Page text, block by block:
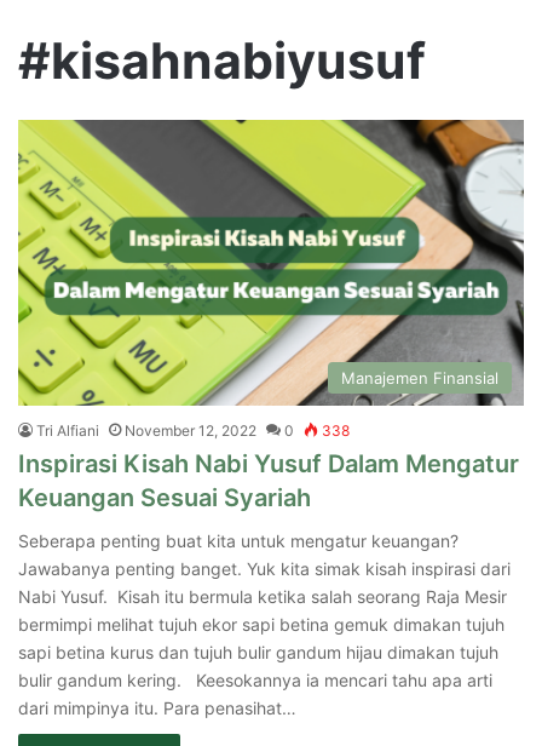
#kisahnabiyusuf
Manajemen Finansial
Tri Alfiani November 12, 2022 0 338
Inspirasi Kisah Nabi Yusuf Dalam Mengatur
Keuangan Sesuai Syariah
Seberapa penting buat kita untuk mengatur keuangan?
Jawabanya penting banget. Yuk kita simak kisah inspirasi dari
Nabi Yusuf. Kisah itu bermula ketika salah seorang Raja Mesir
bermimpi melihat tujuh ekor sapi betina gemuk dimakan tujuh
sapi betina kurus dan tujuh bulir gandum hijau dimakan tujuh
bulir gandum kering. Keesokannya ia mencari tahu apa arti
dari mimpinya itu. Para penasihat…